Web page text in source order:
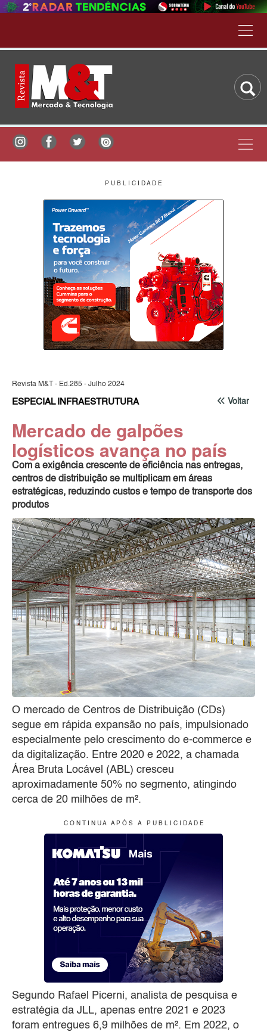
P U B L I C I D A D E
Revista M&T - Ed.285 - Julho 2024
Voltar
ESPECIAL INFRAESTRUTURA
Mercado de galpões
logísticos avança no país
Com a exigência crescente de eficiência nas entregas,
centros de distribuição se multiplicam em áreas
estratégicas, reduzindo custos e tempo de transporte dos
produtos
O mercado de Centros de Distribuição (CDs)
segue em rápida expansão no país, impulsionado
especialmente pelo crescimento do e-commerce e
da digitalização. Entre 2020 e 2022, a chamada
Área Bruta Locável (ABL) cresceu
aproximadamente 50% no segmento, atingindo
cerca de 20 milhões de m².
C O N T I N U A A P Ó S A P U B L I C I D A D E
Segundo Rafael Picerni, analista de pesquisa e
estratégia da JLL, apenas entre 2021 e 2023
foram entregues 6,9 milhões de m². Em 2022, o